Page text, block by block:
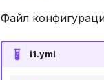
Файл
i1.yml